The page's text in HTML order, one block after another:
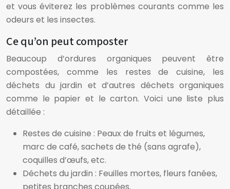
et vous éviterez les problèmes courants comme les
odeurs et les insectes.
Ce qu’on peut composter
Beaucoup d’ordures organiques peuvent être
compostées, comme les restes de cuisine, les
déchets du jardin et d’autres déchets organiques
comme le papier et le carton. Voici une liste plus
détaillée :
Restes de cuisine : Peaux de fruits et légumes,
marc de café, sachets de thé (sans agrafe),
coquilles d’œufs, etc.
Déchets du jardin : Feuilles mortes, fleurs fanées,